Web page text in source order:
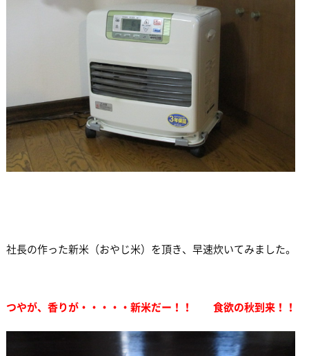
社長の作った新米（おやじ米）を頂き、早速炊いてみました。
つやが、香りが・・・・・新米だー！！ 食欲の秋到来！！